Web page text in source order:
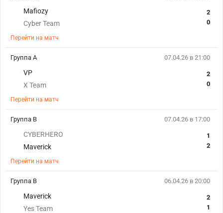
Mafiozy
Cyber Team
2
0
Перейти на матч
07.04.26 в 21:00
VP
X Team
2
0
Перейти на матч
Группа A
07.04.26 в 17:00
CYBERHERO
Maverick
1
2
Перейти на матч
Группа B
06.04.26 в 20:00
Maverick
Yes Team
2
1
Группа B